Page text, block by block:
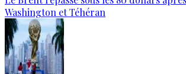
Washington et Téhéran